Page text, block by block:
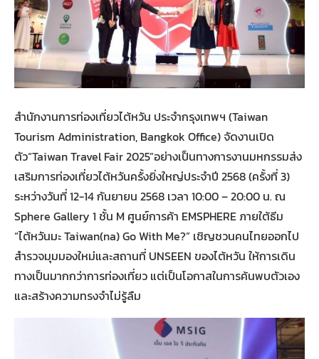
สำนักงานการท่องเที่ยวไต้หวัน ประจำกรุงเทพฯ (Taiwan
Tourism Administration, Bangkok Office) จัดงานเปิด
ตัว“Taiwan Travel Fair 2025”อย่างเป็นทางการงานมหกรรมส่ง
เสริมการท่องเที่ยวไต้หวันครั้งยิ่งใหญ่ประจำปี 2568 (ครั้งที่ 3)
ระหว่างวันที่ 12-14 กันยายน 2568 เวลา 10:00 – 20:00 น. ณ
Sphere Gallery 1 ชั้น M ศูนย์การค้า EMSPHERE ภายใต้ธีม
“ไต้หวันมะ Taiwan(na) Go With Me?” เชิญชวนคนไทยออกไป
สำรวจมุมมองใหม่และสถานที่ UNSEEN ของไต้หวัน ให้การเดิน
ทางเป็นมากกว่าการท่องเที่ยว แต่เป็นโอกาสในการค้นพบตัวเอง
และสร้างความทรงจำไม่รู้ลืม